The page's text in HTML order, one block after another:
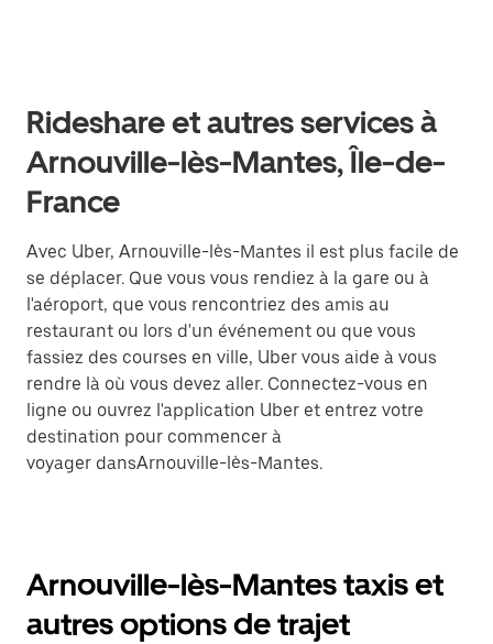
Rideshare et autres services à
Arnouville-lès-Mantes, Île-de-
France
Avec Uber, Arnouville-lès-Mantes il est plus facile de
se déplacer. Que vous vous rendiez à la gare ou à
l'aéroport, que vous rencontriez des amis au
restaurant ou lors d'un événement ou que vous
fassiez des courses en ville, Uber vous aide à vous
rendre là où vous devez aller. Connectez-vous en
ligne ou ouvrez l'application Uber et entrez votre
destination pour commencer à
voyager dansArnouville-lès-Mantes.
Arnouville-lès-Mantes taxis et
autres options de trajet